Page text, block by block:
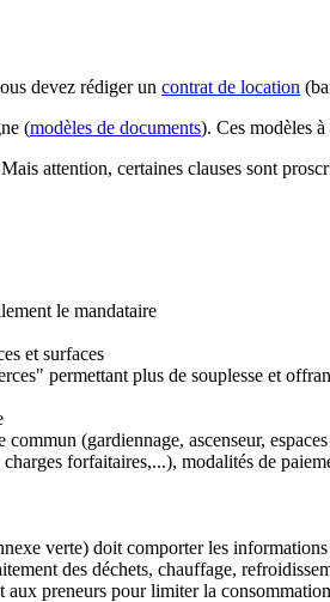
devez rédiger un contrat de location
(modèles de documents). Ces modèles
attention, certaines clauses sont
le mandataire
et surfaces
permettant plus de souplesse et
commun (gardiennage, ascenseur,
forfaitaires,...), modalités de
verte) doit comporter les
des déchets, chauffage,
preneurs pour limiter la